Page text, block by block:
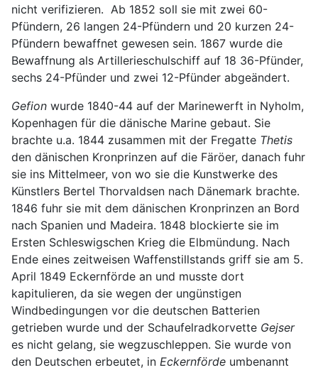
nicht verifizieren. Ab 1852 soll sie mit zwei 60-
Pfündern, 26 langen 24-Pfündern und 20 kurzen 24-
Pfündern bewaffnet gewesen sein. 1867 wurde die
Bewaffnung als Artillerieschulschiff auf 18 36-Pfünder,
sechs 24-Pfünder und zwei 12-Pfünder abgeändert.
Gefion wurde 1840-44 auf der Marinewerft in Nyholm,
Kopenhagen für die dänische Marine gebaut. Sie
brachte u.a. 1844 zusammen mit der Fregatte Thetis
den dänischen Kronprinzen auf die Färöer, danach fuhr
sie ins Mittelmeer, von wo sie die Kunstwerke des
Künstlers Bertel Thorvaldsen nach Dänemark brachte.
1846 fuhr sie mit dem dänischen Kronprinzen an Bord
nach Spanien und Madeira. 1848 blockierte sie im
Ersten Schleswigschen Krieg die Elbmündung. Nach
Ende eines zeitweisen Waffenstillstands griff sie am 5.
April 1849 Eckernförde an und musste dort
kapitulieren, da sie wegen der ungünstigen
Windbedingungen vor die deutschen Batterien
getrieben wurde und der Schaufelradkorvette Gejser
es nicht gelang, sie wegzuschleppen. Sie wurde von
den Deutschen erbeutet, in Eckernförde umbenannt